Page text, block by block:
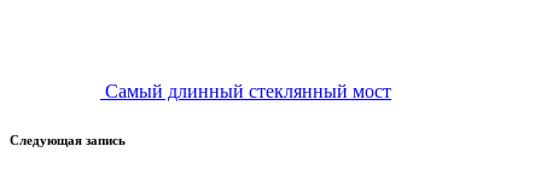
Самый длинный стеклянный мост
Следующая запись